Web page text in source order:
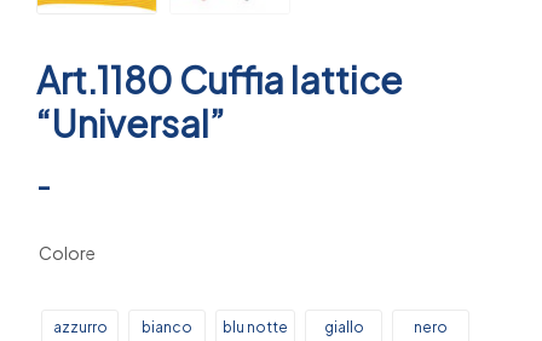
Art.1180 Cuffia lattice
“Universal”
-
Colore
azzurro bianco blu notte giallo nero